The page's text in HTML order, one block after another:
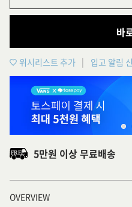
바
위시리스트 추가 입고 알림
5만원 이상 무료배송
OVERVIEW